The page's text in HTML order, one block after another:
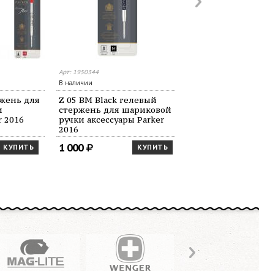
для
2016
КУПИТЬ
Арт: 1950344
В наличии
Z 05 BM Black гелевый
стержень для шариковой
ручки аксессуары Parker
2016
1 000 КУПИТЬ